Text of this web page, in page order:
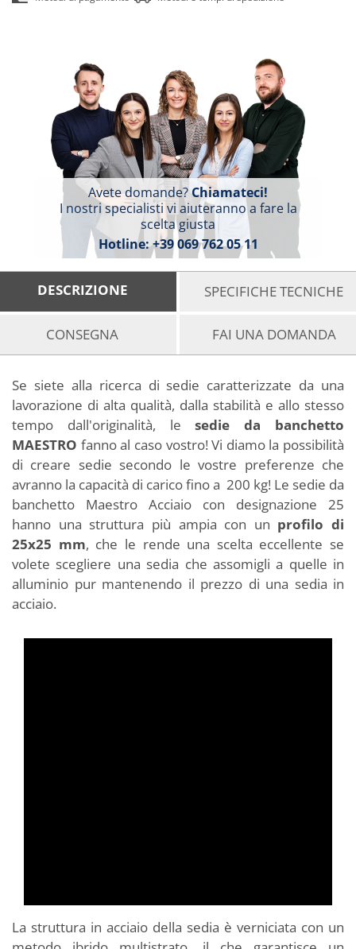
Avete domande?Chiamateci!
I nostri specialisti vi aiuteranno a fare la
scelta giusta
Hotline:+39 069 762 05 11
DESCRIZIONE SPECIFICHE TECNICHE
CONSEGNA FAI UNA DOMANDA
Se siete alla ricerca di sedie caratterizzate da una
lavorazione di alta qualità, dalla stabilità e allo stesso
tempo dall'originalità, le sedie da banchetto
MAESTRO fanno al caso vostro! Vi diamo la possibilità
di creare sedie secondo le vostre preferenze che
avranno la capacità di carico fino a 200 kg! Le sedie da
banchetto Maestro Acciaio con designazione 25
hanno una struttura più ampia con un profilo di
25x25 mm, che le rende una scelta eccellente se
volete scegliere una sedia che assomigli a quelle in
alluminio pur mantenendo il prezzo di una sedia in
acciaio.
La struttura in acciaio della sedia è verniciata con un